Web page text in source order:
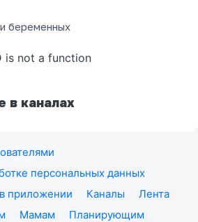
беременных
is not a function
в каналах
персональных данных
приложении Каналы
Лента
Мамам
Планирующим